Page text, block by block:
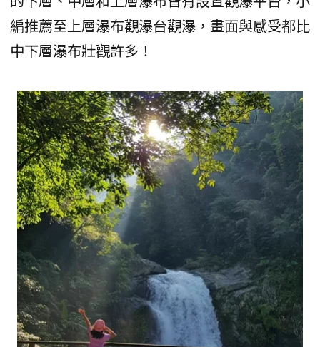
編推薦至上層瀑布觀瀑台觀瀑，畫面與感受都比
中下層瀑布壯觀許多！